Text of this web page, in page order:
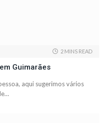
2 MINS READ
Guimarães
aqui sugerimos vários